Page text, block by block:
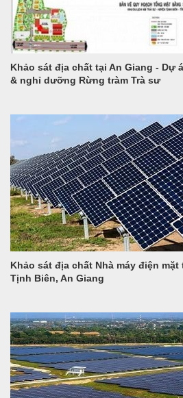
Khảo sát địa chất tại An Giang - Dự
& nghỉ dưỡng Rừng tràm Trà sư
Khảo sát địa chất Nhà máy điện mặt
Tịnh Biên, An Giang